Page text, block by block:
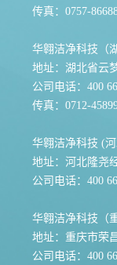
传真：0757-
华翱洁净科技（
地址：湖北省云
公司电话：400
传真：0712-
华翱洁净科技 (
地址：河北隆尧
公司电话：400
华翱洁净科技（
地址：重庆市荣
公司电话：400